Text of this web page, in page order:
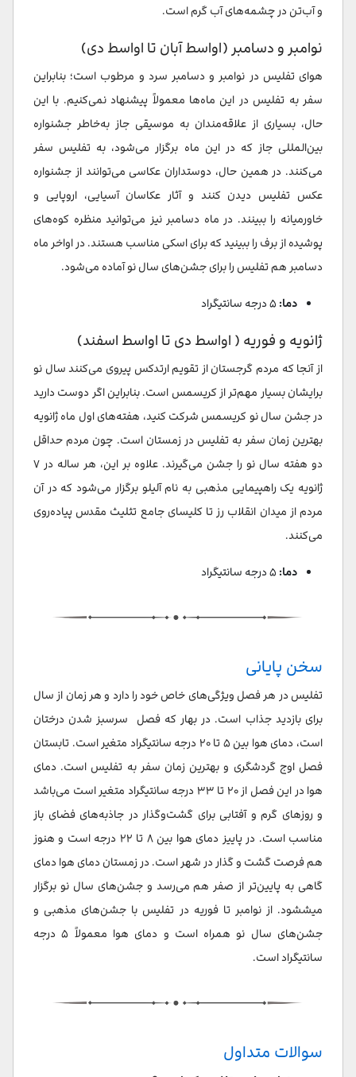
و آب‌تن در چشمه‌های آب گرم است.
نوامبر و دسامبر (اواسط آبان تا اواسط دی)
هوای تفلیس در نوامبر و دسامبر سرد و مرطوب است؛ بنابراین
سفر به تفلیس در این ماه‌ها معمولاً پیشنهاد نمی‌کنیم. با این
حال، بسیاری از علاقه‌مندان به موسیقی جاز به‌خاطر جشنواره
بین‌المللی جاز که در این ماه برگزار می‌شود، به تفلیس سفر
می‌کنند. در همین حال، دوستداران عکاسی می‌توانند از جشنواره
عکس تفلیس دیدن کنند و آثار عکاسان آسیایی، اروپایی و
خاورمیانه را ببینند. در ماه دسامبر نیز می‌توانید منظره کوه‌های
پوشیده از برف را ببینید که برای اسکی مناسب هستند. در اواخر ماه
دسامبر هم تفلیس را برای جشن‌های سال نو آماده می‌شود.
دما: ۵ درجه سانتیگراد
ژانویه و فوریه ( اواسط دی تا اواسط اسفند)
از آنجا که مردم گرجستان از تقویم ارتدکس پیروی می‌کنند سال نو
برایشان بسیار مهم‌تر از کریسمس است. بنابراین اگر دوست دارید
در جشن سال نو کریسمس شرکت کنید، هفته‌های اول ماه ژانویه
بهترین زمان سفر به تفلیس در زمستان است. چون مردم حداقل
دو هفته سال نو را جشن می‌گیرند. علاوه بر این، هر ساله در ۷
ژانویه یک راهپیمایی مذهبی به نام آلیلو برگزار می‌شود که در آن
مردم از میدان انقلاب رز تا کلیسای جامع تثلیث مقدس پیاده‌روی
می‌کنند.
دما:
سخن پایانی
تفلیس در هر فصل ویژگی‌های خاص خود را دارد و هر زمان از سال
برای بازدید جذاب است. در بهار که فصل سرسبز شدن درختان
است، دمای هوا بین ۵ تا ۲۰ درجه سانتیگراد متغیر است. تابستان
فصل اوج گردشگری و بهترین زمان سفر به تفلیس است. دمای
هوا در این فصل از ۲۰ تا ۳۳ درجه سانتیگراد متغیر است می‌باشد
و روزهای گرم و آفتابی برای گشت‌وگذار در جاذبه‌های فضای باز
مناسب است. در پاییز دمای هوا بین ۸ تا ۲۲ درجه است و هنوز
هم فرصت گشت و گذار در شهر است. در زمستان دمای هوا دمای
گاهی به پایین‌تر از صفر هم می‌رسد و جشن‌های سال نو برگزار
میششود. از نوامبر تا فوریه در تفلیس با جشن‌های مذهبی و
جشن‌های سال نو همراه است و دمای هوا معمولاً ۵ درجه
سانتیگراد است.
سوالات متداول